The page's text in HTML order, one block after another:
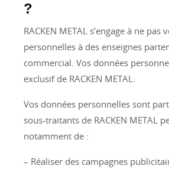
?
RACKEN METAL s’engage à ne
personnelles à des enseignes
commercial. Vos données
exclusif de RACKEN METAL.
Vos données personnelles sont
sous-traitants de RACKEN METAL
notamment de :
– Réaliser des campagnes